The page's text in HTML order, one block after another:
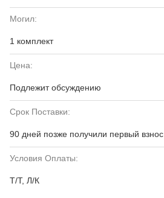
Могил:
1 комплект
Цена:
Подлежит обсуждению
Срок Поставки:
90 дней позже получили первый взнос
Условия Оплаты:
Т/Т, Л/К